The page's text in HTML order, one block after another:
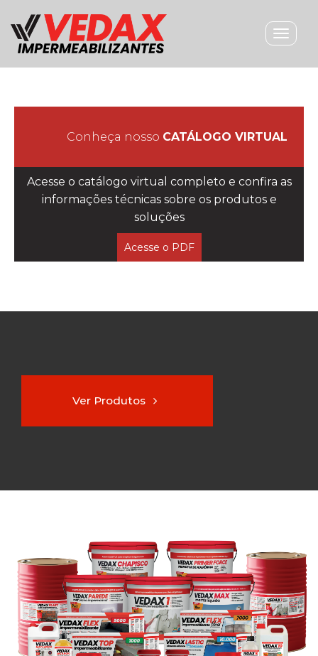
Toggle
Conheça nosso CATÁLOGO VIRTUAL
Acesse o catálogo virtual completo e confira as
informações técnicas sobre os produtos e
soluções
Acesse o PDF
Ver Produtos